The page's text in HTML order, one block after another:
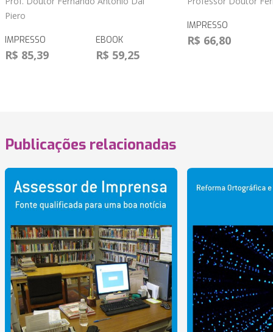
Piero
IMPRESSO
R$ 85,39
EBOOK
R$ 59,25
IMPRESSO
R$ 66,80
Publicações relacionadas